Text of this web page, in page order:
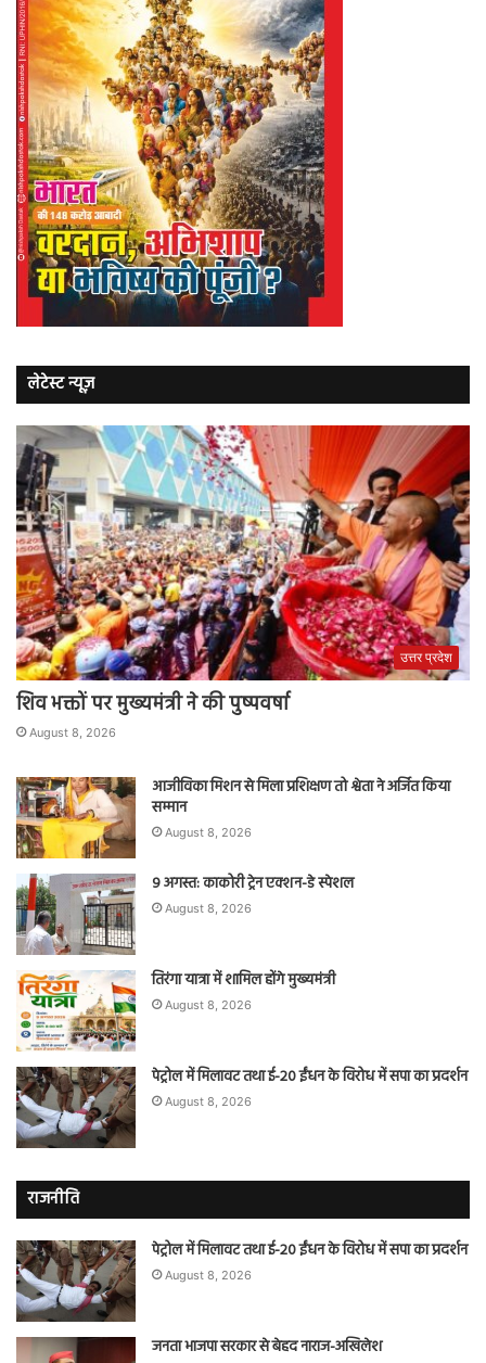
लेटेस्ट न्यूज़
उत्तर प्रदेश
शिव भक्तों पर मुख्यमंत्री ने की पुष्पवर्षा
August 8, 2026
आजीविका मिशन से मिला प्रशिक्षण तो श्वेता ने अर्जित किया
सम्मान
August 8, 2026
9 अगस्त: काकोरी ट्रेन एक्शन-डे स्पेशल
August 8, 2026
तिरंगा यात्रा में शामिल होंगे मुख्यमंत्री
August 8, 2026
पेट्रोल में मिलावट तथा ई-20 ईंधन के विरोध में सपा का प्रदर्शन
August 8, 2026
राजनीति
पेट्रोल में मिलावट तथा ई-20 ईंधन के विरोध में सपा का प्रदर्शन
August 8, 2026
जनता भाजपा सरकार से बेहद नाराज-अखिलेश